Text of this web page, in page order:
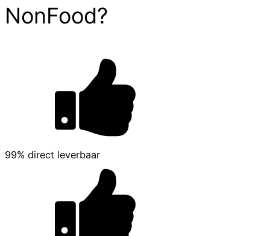
NonFood?
99% direct leverbaar